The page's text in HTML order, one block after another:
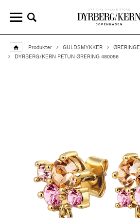
Produkter GULDSMYKKER
ØRERINGE
DYRBERG/KERN PETUN ØRERING 480056